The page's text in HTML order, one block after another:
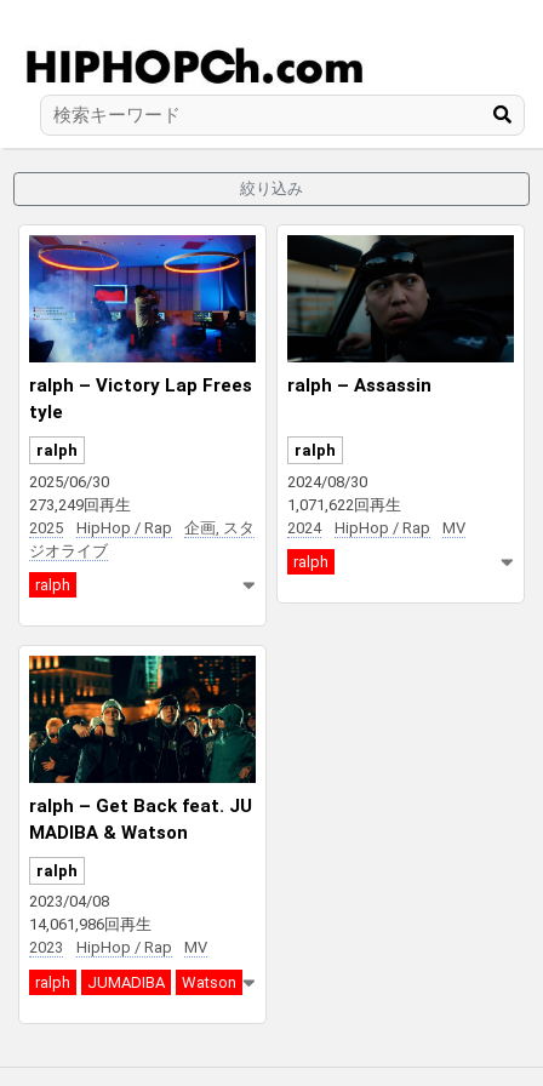
絞り込み
ralph – Victory Lap Frees
tyle
ralph
2025/06/30
273,249回再生
2025
HipHop / Rap
企画, スタ
ジオライブ
ralph
ralph – Assassin
ralph
2024/08/30
1,071,622回再生
2024
HipHop / Rap
MV
ralph
ralph – Get Back feat. JU
MADIBA & Watson
ralph
2023/04/08
14,061,986回再生
2023
HipHop / Rap
MV
ralph
JUMADIBA Watson